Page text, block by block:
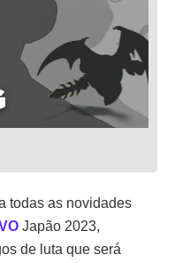
todas as novidades
Japão 2023,
de luta que será